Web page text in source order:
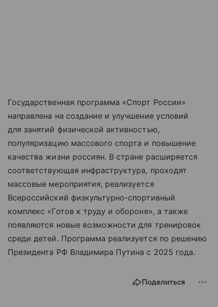
Государственная программа «Спорт России»
направлена на создание и улучшение условий
для занятий физической активностью,
популяризацию массового спорта и повышение
качества жизни россиян. В стране расширяется
соответствующая инфраструктура, проходят
массовые мероприятия, реализуется
Всероссийский физкультурно-спортивный
комплекс «Готов к труду и обороне», а также
появляются новые возможности для тренировок
среди детей. Программа реализуется по решению
Президента РФ Владимира Путина с 2025 года.
Поделиться